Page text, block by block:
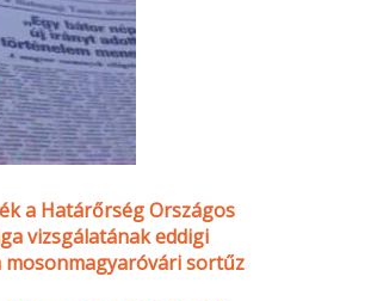
a Határőrség Országos
vizsgálatának eddigi
mosonmagyaróvári sortűz